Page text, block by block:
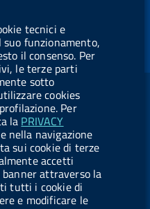
tecnici e
funzionamento,
il consenso. Per
le terze parti
sotto
cookies
Per
la PRIVACY
nella navigazione
sui cookie di terze
accetti
banner attraverso la
tutti i cookie di
e modificare le